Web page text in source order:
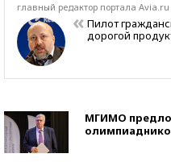
главный редактор портала Avia.ru
Пилот
дорогой
МГИМО